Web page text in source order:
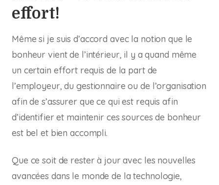
effort!
Même si je suis d’accord avec la notion que le
bonheur vient de l’intérieur, il y a quand même
un certain effort requis de la part de
l’employeur, du gestionnaire ou de l’organisation
afin de s’assurer que ce qui est requis afin
d’identifier et maintenir ces sources de bonheur
est bel et bien accompli.
Que ce soit de rester à jour avec les nouvelles
avancées dans le monde de la technologie,